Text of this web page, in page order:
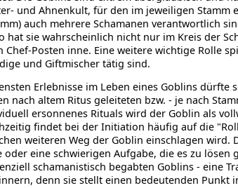
und Ahnenkult, für den im jeweiligen Stamm
auch mehrere Schamanen verantwortlich
hat sie wahrscheinlich nicht nur im Kreis der
Chef-Posten inne. Eine weitere wichtige Rolle
und Giftmischer tätig sind.
Erlebnisse im Leben eines Goblins dürfte
nach altem Ritus geleiteten bzw. - je nach
ersonnenes Rituals wird der Goblin als
findet bei der Initiation häufig auf die
weiteren Weg der Goblin einschlagen
eine schwierigen Aufgabe, die es zu lösen
schamanistisch begabten Goblins - eine
denn sie stellt einen bedeutenden Punkt